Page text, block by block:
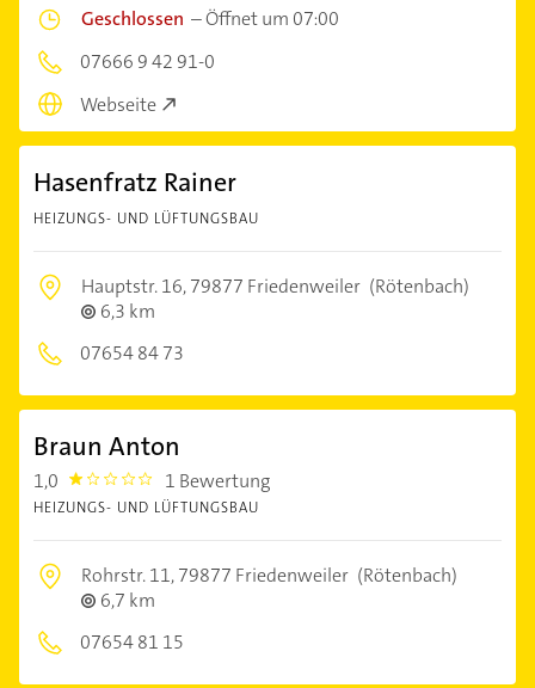
Geschlossen –Öffnet um 07:00
07666 9 42 91-0
Webseite
Hasenfratz Rainer
HEIZUNGS- UND LÜFTUNGSBAU
Hauptstr. 16,79877 Friedenweiler (Rötenbach)
6,3 km
07654 84 73
Braun Anton
1,0 1.0 1 Bewertung
HEIZUNGS- UND LÜFTUNGSBAU
Rohrstr. 11,79877 Friedenweiler (Rötenbach)
6,7 km
07654 81 15